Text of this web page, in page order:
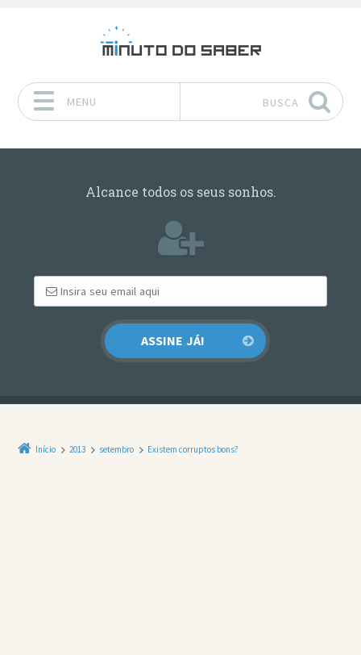
MENU BUSCA
Alcance todos os seus sonhos.
Início 2013 setembro Existem corruptos bons?